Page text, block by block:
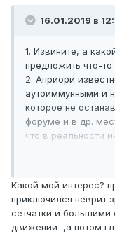
16.01.2019 в
1. Извините, а
предложить что-то
2. Априори
аутоиммунными и
которое не
форуме и в др.
что в реальности
Г. Левицкого о
БАС. Можете как-
С уважением,
Какой мой интерес?
приключился неврит
сетчатки и большими
движении ,а потом